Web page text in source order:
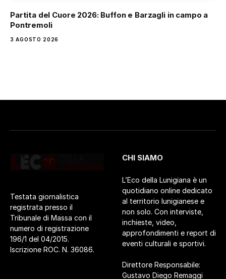
Partita del Cuore 2026: Buffon e Barzagli in campo a
Pontremoli
3 AGOSTO 2026
Testata giornalistica
registrata presso il
Tribunale di Massa con il
numero di registrazione
196/1 del 04/2015.
Iscrizione ROC. N. 36086.
CHI SIAMO
L’Eco della Lunigiana è un
quotidiano online dedicato
al territorio lunigianese e
non solo. Con interviste,
inchieste, video,
approfondimenti e report di
eventi culturali e sportivi.
Direttore Responsabile:
Gustavo Diego Remaggi